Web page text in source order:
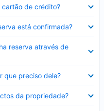
cartão de crédito?
está confirmada?
reserva através de
que preciso dele?
da propriedade?